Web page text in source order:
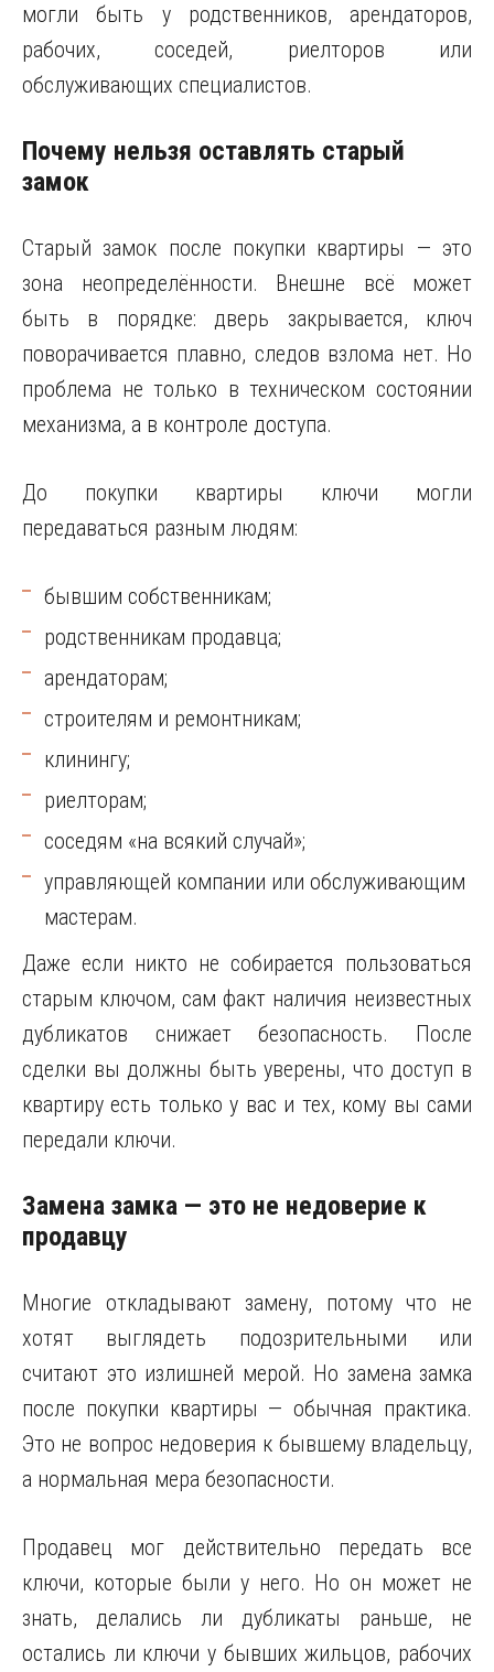
могли быть у родственников, арендаторов,
рабочих, соседей, риелторов или
обслуживающих специалистов.
Почему нельзя оставлять старый
замок
Старый замок после покупки квартиры — это
зона неопределённости. Внешне всё может
быть в порядке: дверь закрывается, ключ
поворачивается плавно, следов взлома нет. Но
проблема не только в техническом состоянии
механизма, а в контроле доступа.
До покупки квартиры ключи могли
передаваться разным людям:
бывшим собственникам;
родственникам продавца;
арендаторам;
строителям и ремонтникам;
клинингу;
риелторам;
соседям «на всякий случай»;
управляющей компании или обслуживающим
мастерам.
Даже если никто не собирается пользоваться
старым ключом, сам факт наличия неизвестных
дубликатов снижает безопасность. После
сделки вы должны быть уверены, что доступ в
квартиру есть только у вас и тех, кому вы сами
передали ключи.
Замена замка — это не недоверие к
продавцу
Многие откладывают замену, потому что не
хотят выглядеть подозрительными или
считают это излишней мерой. Но замена замка
после покупки квартиры — обычная практика.
Это не вопрос недоверия к бывшему владельцу,
а нормальная мера безопасности.
Продавец мог действительно передать все
ключи, которые были у него. Но он может не
знать, делались ли дубликаты раньше, не
остались ли ключи у бывших жильцов, рабочих